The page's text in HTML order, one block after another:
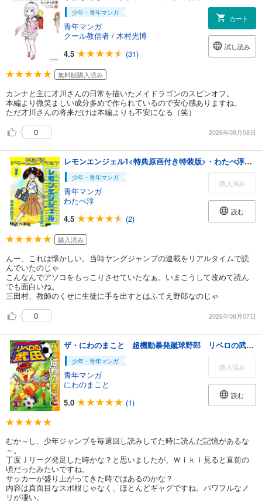
少年・青年マンガ
青年マンガ
クール教信者 / 木村光博
4.5
(31)
カート
試し読み
無料版購入済み
カンナと主に才川さんの日常を描いたメイドラゴンのスピンオフ。
本編より微笑ましい成分多めで作られているので安心感ありますね。
ただ才川さんの将来だけは本編よりも不安になる（笑）
0
2026年08月08日
レモンエンジェル1<特典原画付き特装版>・わたべ淳ドリームコレクション
少年・青年マンガ
青年マンガ
わたべ淳
4.5
(2)
購入済み
読む
購入済み
んー、これは懐かしい。当時ヤングジャンプの連載をリアルタイムで読
んでいたのじゃ
こんなんでアソコをもっこりさせていたなぁ。いまこうして改めて読ん
でも面白いね。
三田村、教師のくせに生徒に手を出すとはふてえ野郎なのじゃ
0
2026年08月07日
ザ・にわのまこと 超機動暴発蹴球野郎 リベロの武田1<特装版>
少年・青年マンガ
青年マンガ
にわのまこと
5.0
(1)
購入済み
読む
むか～し、少年ジャンプを毎週回し読みしてた時に読んだ記憶があるな
～。
丁度Ｊリーグ発足した時かな？と思いましたが、Ｗｉｋｉ見ると直前の
頃だったみたいですね。
サッカーが盛り上がってきた時ではあるのかな？
内容は真面目なスポ根じゃなく、ほとんどギャグですね。パワフルなノ
リが凄い。